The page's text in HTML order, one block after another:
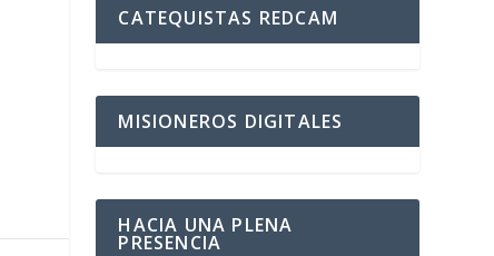
CATEQUISTAS REDCAM
MISIONEROS DIGITALES
HACIA UNA PLENA
PRESENCIA